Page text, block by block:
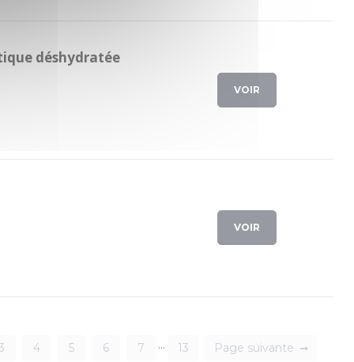
déshydratée
VOIR
VOIR
4 5 6 7 ... 13 Page suivante